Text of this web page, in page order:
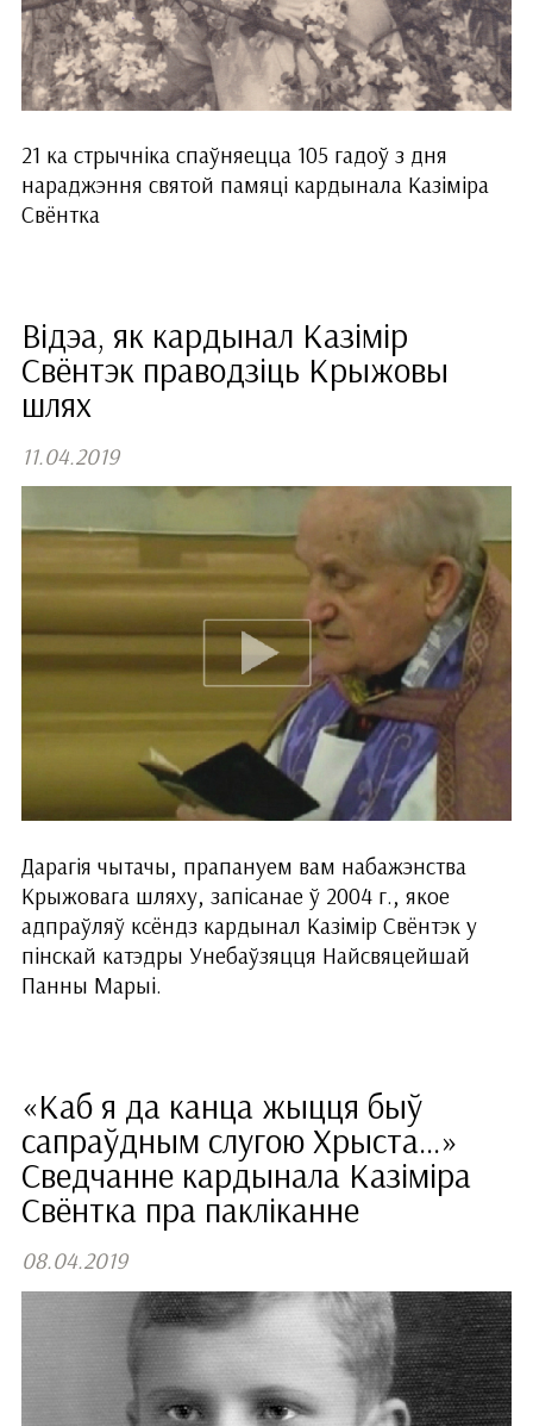
21 ка стрычніка спаўняецца 105 гадоў з дня
нараджэння святой памяці кардынала Казіміра
Свёнтка
Відэа, як кардынал Казімір
Свёнтэк праводзіць Крыжовы
шлях
11.04.2019
Дарагія чытачы, прапануем вам набажэнства
Крыжовага шляху, запісанае ў 2004 г., якое
адпраўляў ксёндз кардынал Казімір Свёнтэк у
пінскай катэдры Унебаўзяцця Найсвяцейшай
Панны Марыі.
«Каб я да канца жыцця быў
сапраўдным слугою Хрыста…»
Сведчанне кардынала Казіміра
Свёнтка пра пакліканне
08.04.2019